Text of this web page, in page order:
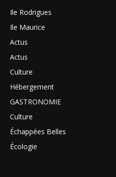
Ile Rodrigues
Ile Maurice
Actus
Actus
Culture
Hébergement
GASTRONOMIE
Culture
Échappées Belles
Écologie